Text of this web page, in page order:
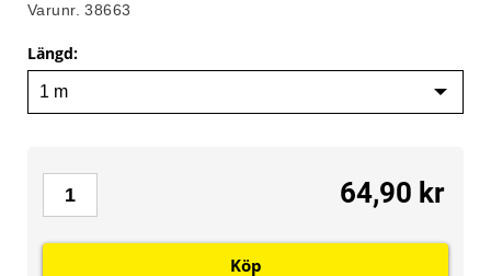
Varunr. 38663
Längd:
64,90 kr
Köp